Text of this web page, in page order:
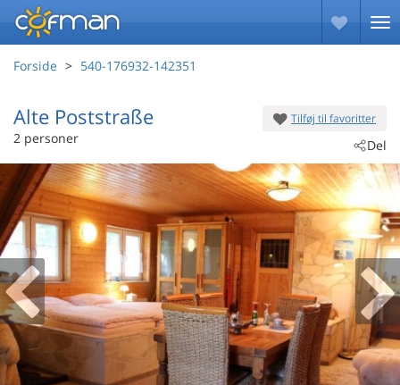
Forside 540-176932-142351
Tilføj til favoritter
Del
Alte Poststraße
- 03058
2 personer